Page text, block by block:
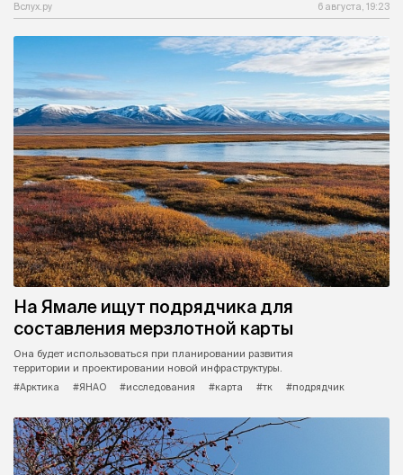
Вслух.ру 6 августа, 19:23
На Ямале ищут подрядчика для
составления мерзлотной карты
Она будет использоваться при планировании развития
территории и проектировании новой инфраструктуры.
#Арктика
#ЯНАО #исследования #карта #тк #подрядчик